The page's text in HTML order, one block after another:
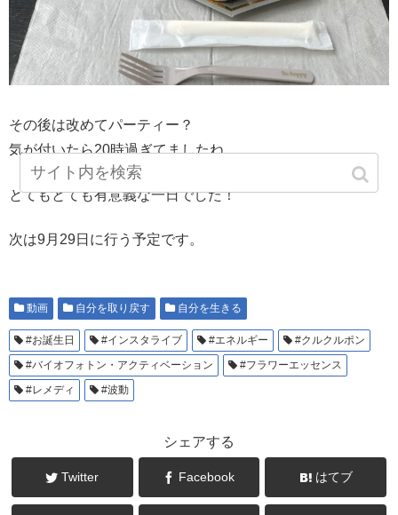
その後は改めてパーティー？
気が付いたら20時過ぎてましたね。
とてもとても有意義な一日でした！
次は9月29日に行う予定です。
動画 自分を取り戻す 自分を生きる
#お誕生日 #インスタライブ #エネルギー
#クルクルポン
#バイオフォトン・アクティベーション
#フラワーエッセンス
#レメディ
#波動
シェアする
Twitter Facebook はてブ